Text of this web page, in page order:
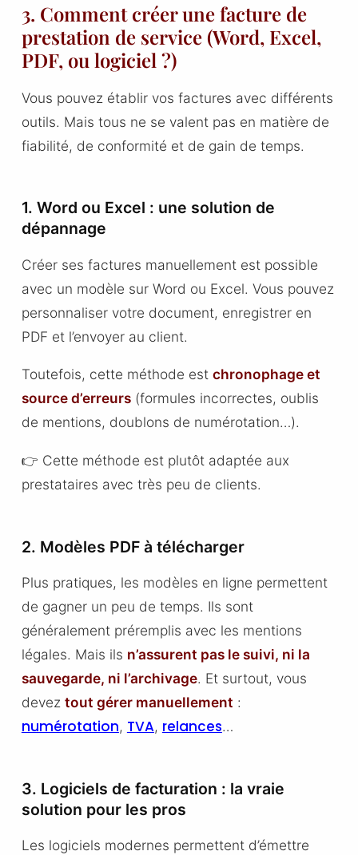
3. Comment créer une facture de
prestation de service (Word, Excel,
PDF, ou logiciel ?)
Vous pouvez établir vos factures avec différents
outils. Mais tous ne se valent pas en matière de
fiabilité, de conformité et de gain de temps.
1. Word ou Excel : une solution de
dépannage
Créer ses factures manuellement est possible
avec un modèle sur Word ou Excel. Vous pouvez
personnaliser votre document, enregistrer en
PDF et l’envoyer au client.
Toutefois, cette méthode est chronophage et
source d’erreurs(formules incorrectes, oublis
de mentions, doublons de numérotation…).
👉 Cette méthode est plutôt adaptée aux
prestataires avec très peu de clients.
2. Modèles PDF à télécharger
Plus pratiques, les modèles en ligne permettent
de gagner un peu de temps. Ils sont
généralement préremplis avec les mentions
légales. Mais ils n’assurent pas le suivi, ni la
sauvegarde, ni l’archivage. Et surtout, vous
devez tout gérer manuellement :
numérotation, TVA, relances…
3. Logiciels de facturation : la vraie
solution pour les pros
Les logiciels modernes permettent d’émettre